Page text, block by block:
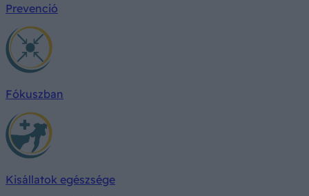
Prevenció
Fókuszban
Kisállatok egészsége